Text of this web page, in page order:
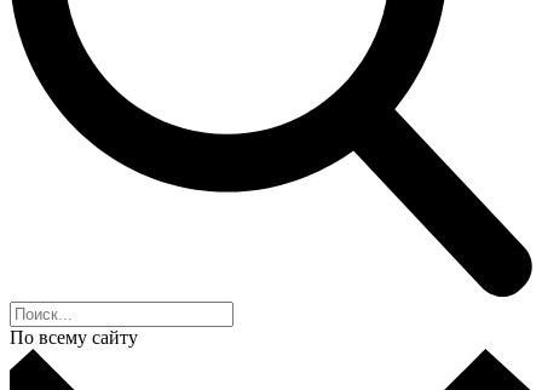
По всему сайту